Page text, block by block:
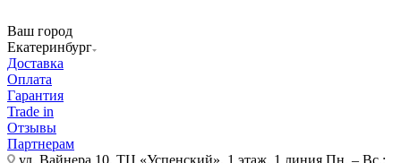
Ваш город
Екатеринбург
Доставка
Оплата
Гарантия
Trade in
Отзывы
Партнерам
ул. Вайнера 10, ТЦ «Успенский», 1 этаж, 1 линия Пн. – Вс.: